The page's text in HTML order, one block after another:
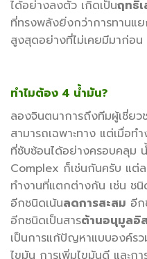
ได้อย่างลงตัว เกิดเป็นฤทธิ์
ที่ทรงพลังยิ่งกว่าการทานแ
สูงสุดอย่างที่ไม่เคยมีมาก่อน
ทำไมต้อง 4 น้ำมัน?
ลองจินตนาการถึงทีมผู้เชี่ย
สามารถเฉพาะทาง แต่เมื่อท
ที่ซับซ้อนได้อย่างครอบคลุม
Complex ก็เช่นกันครับ แต่
ทำงานที่แตกต่างกัน เช่น ชนิ
อีกชนิดเน้นลดการสะสม อี
อีกชนิดเป็นสารต้านอนุมูลอิ
เป็นการแก้ปัญหาแบบองค์ร
ไขมัน การเพิ่มไขมันดี และก